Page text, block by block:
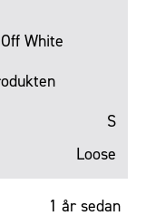
till
White
S
Loose
1 år sedan